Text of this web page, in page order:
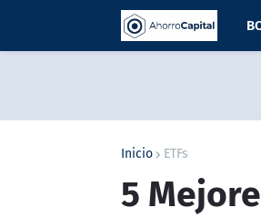
Inicio ETFs
5